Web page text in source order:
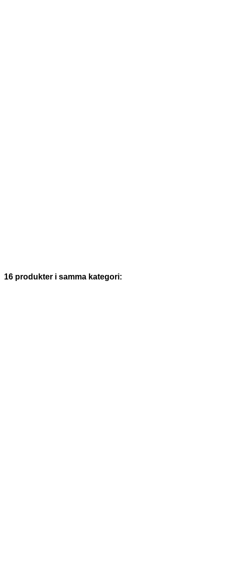
16 produkter i samma kategori: